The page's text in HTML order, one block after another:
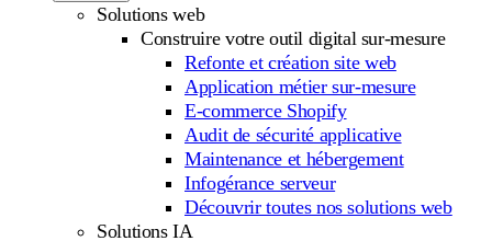
Solutions web
Construire votre outil digital sur-mesure
Refonte et création site web
Application métier sur-mesure
E-commerce Shopify
Audit de sécurité applicative
Maintenance et hébergement
Infogérance serveur
Découvrir toutes nos solutions web
Solutions IA